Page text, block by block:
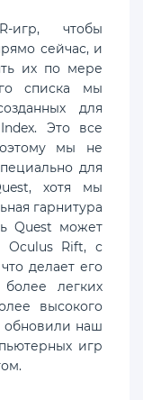
чтобы
сейчас, и
их по мере
списка мы
для
Это все
мы не
для
хотя мы
гарнитура
Quest может
Oculus Rift, с
делает его
легких
высокого
обновили наш
игр